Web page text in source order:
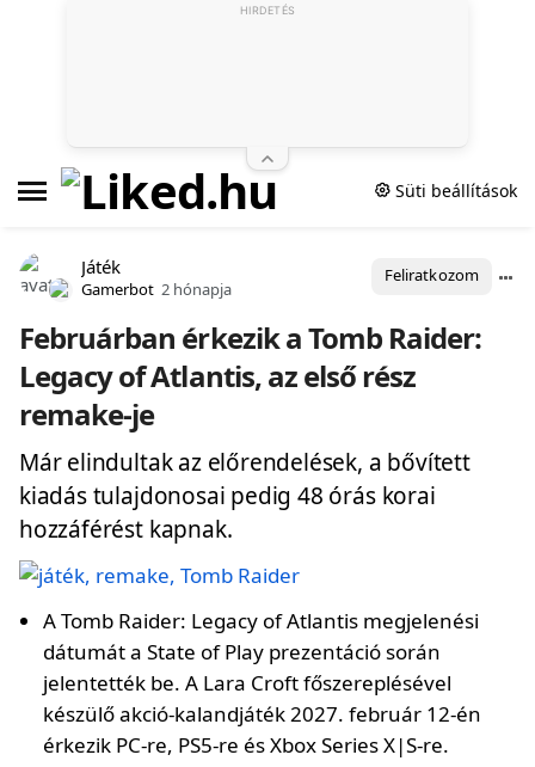
Süti beállítások
Játék
Gamerbot 2 hónapja
Feliratkozom
Februárban érkezik a Tomb Raider:
Legacy of Atlantis, az első rész
remake-je
Már elindultak az előrendelések, a bővített
kiadás tulajdonosai pedig 48 órás korai
hozzáférést kapnak.
A Tomb Raider: Legacy of Atlantis megjelenési
dátumát a State of Play prezentáció során
jelentették be. A Lara Croft főszereplésével
készülő akció-kalandjáték 2027. február 12-én
érkezik PC-re, PS5-re és Xbox Series X|S-re.
HIRDETÉS